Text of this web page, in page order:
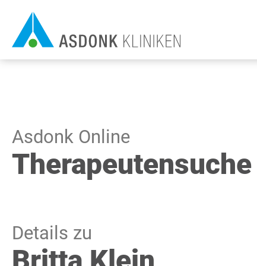
zum
Inhalt
Asdonk Online
Therapeutensuche
Details zu